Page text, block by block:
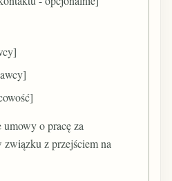
o pracę za
z przejściem na